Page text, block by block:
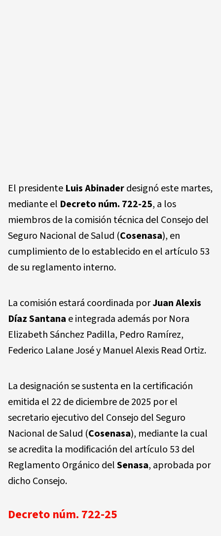
El presidente Luis Abinaderdesignó este martes,
mediante el Decreto núm. 722-25, a los
miembros de la comisión técnica del Consejo del
Seguro Nacional de Salud (Cosenasa), en
cumplimiento de lo establecido en el artículo 53
de su reglamento interno.
La comisión estará coordinada porJuan Alexis
Díaz Santana e integrada además por Nora
Elizabeth Sánchez Padilla, Pedro Ramírez,
Federico Lalane José y Manuel Alexis Read Ortiz.
La designación se sustenta en la certificación
emitida el 22 de diciembre de 2025 por el
secretario ejecutivo del Consejo del Seguro
Nacional de Salud (Cosenasa), mediante la cual
se acredita la modificación del artículo 53 del
Reglamento Orgánico delSenasa, aprobada por
dicho Consejo.
Decreto núm. 722-25